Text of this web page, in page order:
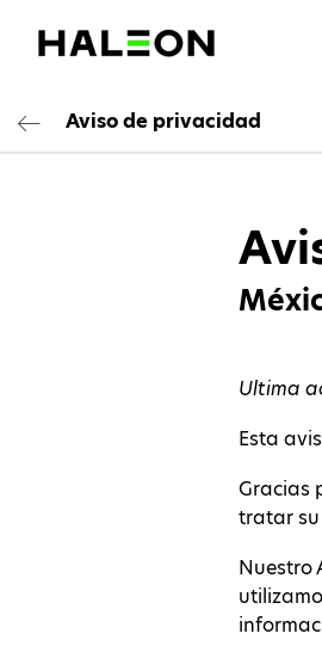
Aviso de privacidad
Ultima
Esta
Gracias
tratar
Nuestro